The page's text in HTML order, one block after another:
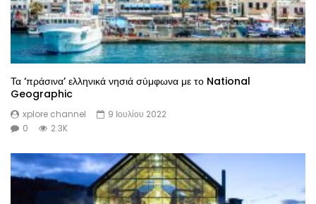
Τα ‘πράσινα’ ελληνικά νησιά σύμφωνα με το National
Geographic
xplore channel
9 Ιουλίου 2022
0
2.3K